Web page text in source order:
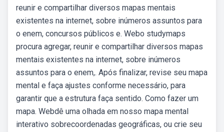
reunir e compartilhar diversos mapas mentais
existentes na internet, sobre inúmeros assuntos para
o enem, concursos públicos e. Webo studymaps
procura agregar, reunir e compartilhar diversos mapas
mentais existentes na internet, sobre inúmeros
assuntos para o enem,. Após finalizar, revise seu mapa
mental e faça ajustes conforme necessário, para
garantir que a estrutura faça sentido. Como fazer um
mapa. Webdê uma olhada em nosso mapa mental
interativo sobrecoordenadas geográficas, ou crie seu